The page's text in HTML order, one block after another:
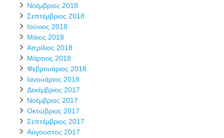
Νοέμβριος 2018
Σεπτέμβριος 2018
Ιούνιος 2018
Μάιος 2018
Απρίλιος 2018
Μάρτιος 2018
Φεβρουάριος 2018
Ιανουάριος 2018
Δεκέμβριος 2017
Νοέμβριος 2017
Οκτώβριος 2017
Σεπτέμβριος 2017
Αύγουστος 2017